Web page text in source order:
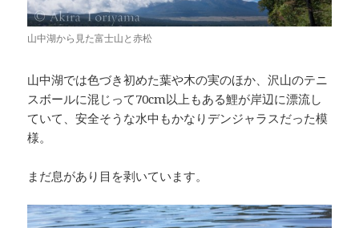
山中湖から見た富士山と赤松
山中湖では色づき初めた葉や木の実のほか、沢山のテニ
スボールに混じって70cm以上もある鯉が岸辺に漂流し
ていて、安全そうな水中もかなりデンジャラスだった模
様。
まだ息があり目を剥いています。